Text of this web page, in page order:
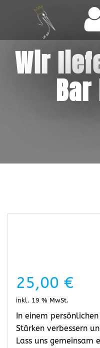
Wir
25,00 €
inkl. 19 % MwSt.
In einem
Stärken verbessern
Lass uns gemeinsam